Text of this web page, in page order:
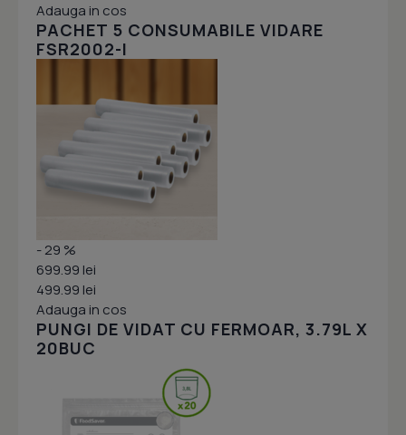
Adauga in cos
PACHET 5 CONSUMABILE VIDARE
FSR2002-I
- 29 %
699.99 lei
499.99 lei
Adauga in cos
PUNGI DE VIDAT CU FERMOAR, 3.79L X
20BUC